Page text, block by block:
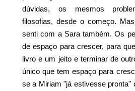
dúvidas, os mesmos
filosofias, desde o começo.
senti com a Sara também. Os
de espaço para crescer, para
livro e um jeito e terminar de
único que tem espaço para
se a Miriam "já estivesse pronta"